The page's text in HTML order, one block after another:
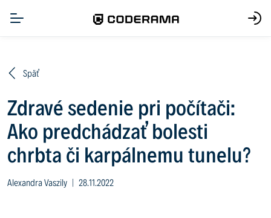
Späť
Zdravé sedenie pri počítači:
Ako predchádzať bolesti
chrbta či karpálnemu tunelu?
Alexandra Vaszily | 28.11.2022